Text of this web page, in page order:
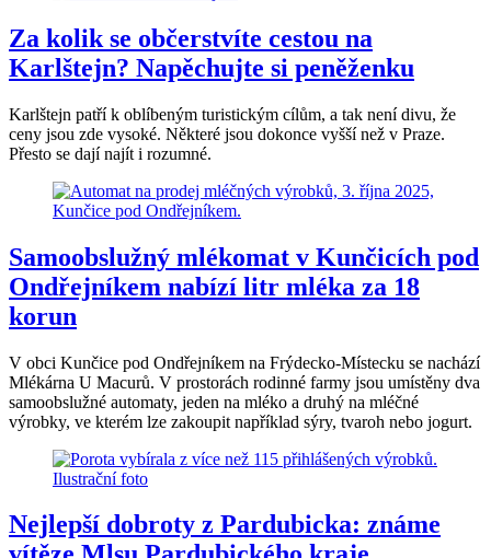
Za kolik se občerstvíte cestou na
Karlštejn? Napěchujte si peněženku
Karlštejn patří k oblíbeným turistickým cílům, a tak není divu, že
ceny jsou zde vysoké. Některé jsou dokonce vyšší než v Praze.
Přesto se dají najít i rozumné.
Samoobslužný mlékomat v Kunčicích pod
Ondřejníkem nabízí litr mléka za 18
korun
V obci Kunčice pod Ondřejníkem na Frýdecko-Místecku se nachází
Mlékárna U Macurů. V prostorách rodinné farmy jsou umístěny dva
samoobslužné automaty, jeden na mléko a druhý na mléčné
výrobky, ve kterém lze zakoupit například sýry, tvaroh nebo jogurt.
Nejlepší dobroty z Pardubicka: známe